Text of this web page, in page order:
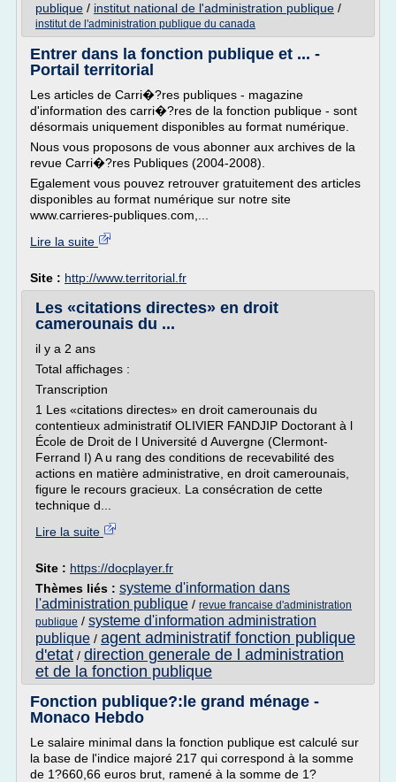
publique / institut national de l'administration publique /
institut de l'administration publique du canada
Entrer dans la fonction publique et ... -
Portail territorial
Les articles de Carri�?res publiques - magazine
d'information des carri�?res de la fonction publique - sont
désormais uniquement disponibles au format numérique.
Nous vous proposons de vous abonner aux archives de la
revue Carri�?res Publiques (2004-2008).
Egalement vous pouvez retrouver gratuitement des articles
disponibles au format numérique sur notre site
www.carrieres-publiques.com,...
Lire la suite
Site : http://www.territorial.fr
Les «citations directes» en droit
camerounais du ...
il y a 2 ans
Total affichages :
Transcription
1 Les «citations directes» en droit camerounais du
contentieux administratif OLIVIER FANDJIP Doctorant à l
École de Droit de l Université d Auvergne (Clermont-
Ferrand I) A u rang des conditions de recevabilité des
actions en matière administrative, en droit camerounais,
figure le recours gracieux. La consécration de cette
technique d...
Lire la suite
Site : https://docplayer.fr
Thèmes liés : systeme d'information dans
l'administration publique / revue francaise d'administration
publique / systeme d'information administration
publique / agent administratif fonction publique
d'etat / direction generale de l administration
et de la fonction publique
Fonction publique?:le grand ménage -
Monaco Hebdo
Le salaire minimal dans la fonction publique est calculé sur
la base de l'indice majoré 217 qui correspond à la somme
de 1?660,66 euros brut, ramené à la somme de 1?